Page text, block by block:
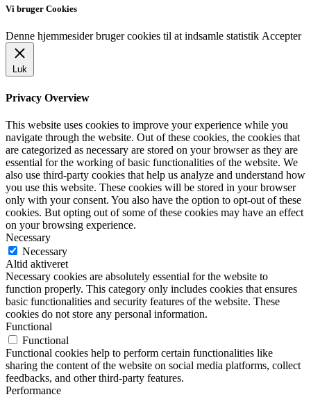
Vi bruger Cookies
Denne hjemmesider bruger cookies til at indsamle statistik Accepter
Luk
Privacy Overview
This website uses cookies to improve your experience while you
navigate through the website. Out of these cookies, the cookies that
are categorized as necessary are stored on your browser as they are
essential for the working of basic functionalities of the website. We
also use third-party cookies that help us analyze and understand how
you use this website. These cookies will be stored in your browser
only with your consent. You also have the option to opt-out of these
cookies. But opting out of some of these cookies may have an effect
on your browsing experience.
Necessary
Necessary
Altid aktiveret
Necessary cookies are absolutely essential for the website to
function properly. This category only includes cookies that ensures
basic functionalities and security features of the website. These
cookies do not store any personal information.
Functional
Functional
Functional cookies help to perform certain functionalities like
sharing the content of the website on social media platforms, collect
feedbacks, and other third-party features.
Performance